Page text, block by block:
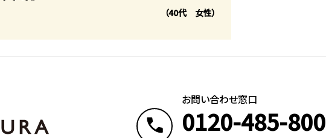
（40代 女性）
お問い合わせ窓口
0120-485-800